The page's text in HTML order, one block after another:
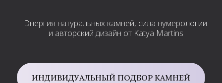
Энергия натуральных камней, сила нумерологии
и авторский дизайн от Katya Martins
ИНДИВИДУАЛЬНЫЙ ПОДБОР КАМНЕЙ